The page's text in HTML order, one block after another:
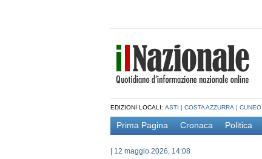
EDIZIONI LOCALI: ASTI | COSTA AZZURRA | CUNEO
Prima Pagina Cronaca Politica
12 maggio 2026, 14:08